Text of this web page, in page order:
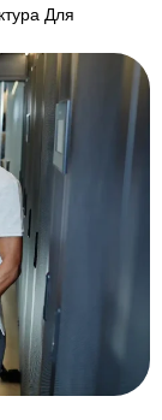
Для